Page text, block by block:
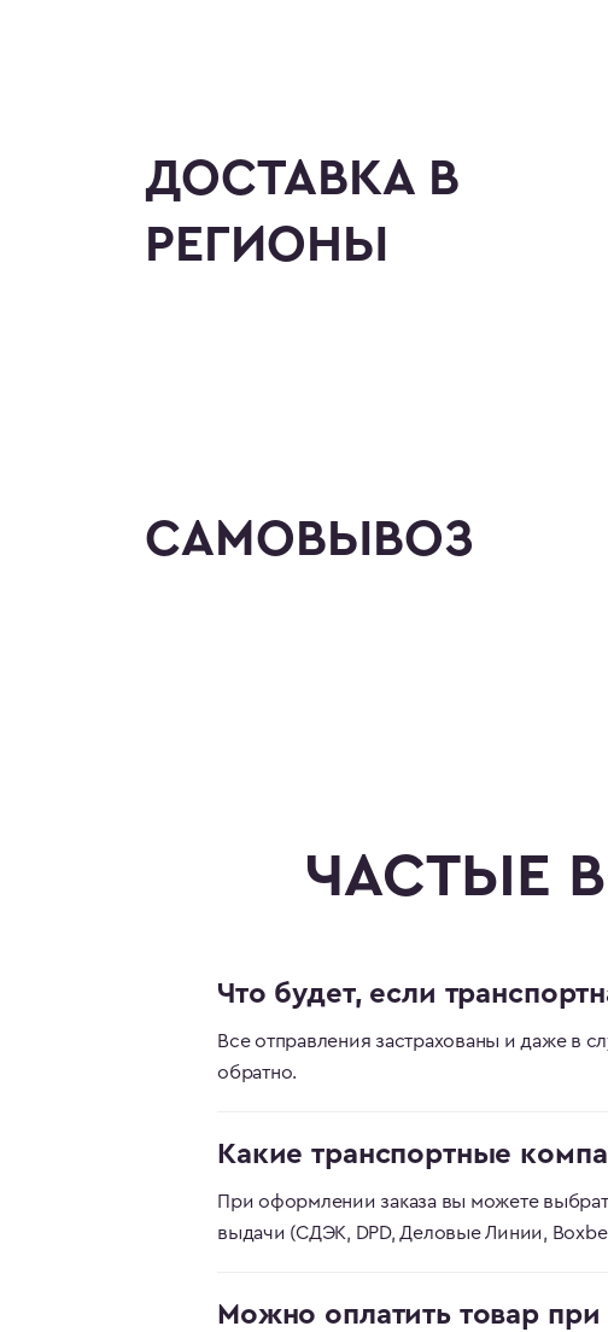
ДОСТАВКА В
РЕГИОНЫ
САМОВЫВОЗ
ЧАСТЫЕ
Что будет, если
Все отправления застрахованы и даже в
обратно.
Какие транспортные
При оформлении заказа вы можете
выдачи (СДЭК, DPD, Деловые Линии,
Можно оплатить товар